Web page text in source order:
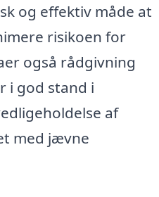
og effektiv måde at
risikoen for
også rådgivning
i god stand i
af
med jævne